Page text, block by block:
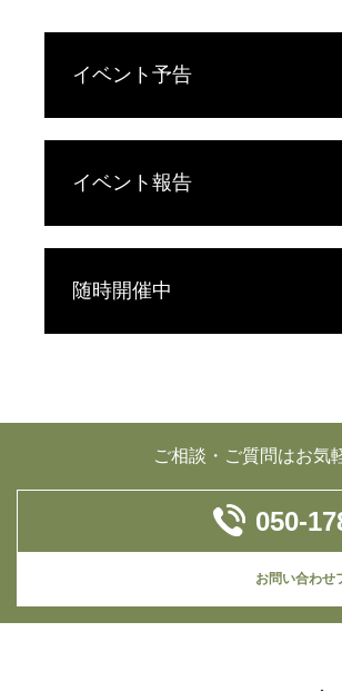
イベント予告
イベント報告
随時開催中
ご相談・ご質問はお気
050-
お問い合わせ